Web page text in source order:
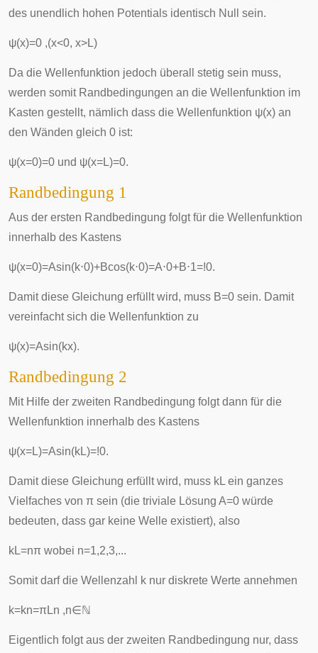
des unendlich hohen Potentials identisch Null sein.
ψ(x)=0 ,(x<0, x>L)
Da die Wellenfunktion jedoch überall stetig sein muss,
werden somit Randbedingungen an die Wellenfunktion im
Kasten gestellt, nämlich dass die Wellenfunktion ψ(x) an
den Wänden gleich 0 ist:
ψ(x=0)=0 und ψ(x=L)=0.
Randbedingung 1
Aus der ersten Randbedingung folgt für die Wellenfunktion
innerhalb des Kastens
ψ(x=0)=Asin(k⋅0)+Bcos(k⋅0)=A⋅0+B⋅1=!0.
Damit diese Gleichung erfüllt wird, muss B=0 sein. Damit
vereinfacht sich die Wellenfunktion zu
ψ(x)=Asin(kx).
Randbedingung 2
Mit Hilfe der zweiten Randbedingung folgt dann für die
Wellenfunktion innerhalb des Kastens
ψ(x=L)=Asin(kL)=!0.
Damit diese Gleichung erfüllt wird, muss kL ein ganzes
Vielfaches von π sein (die triviale Lösung A=0 würde
bedeuten, dass gar keine Welle existiert), also
kL=nπ wobei n=1,2,3,...
Somit darf die Wellenzahl k nur diskrete Werte annehmen
k=kn=πLn ,n∈ℕ
Eigentlich folgt aus der zweiten Randbedingung nur, dass